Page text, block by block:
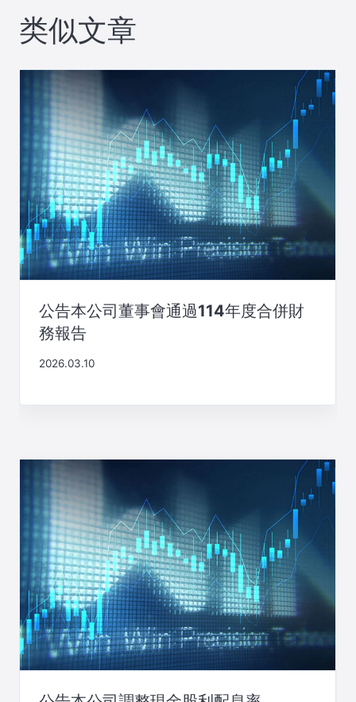
类似文章
公告本公司董事會通過114年度合併財
務報告
2026.03.10